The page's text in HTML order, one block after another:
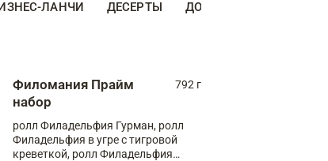
ЛАНЧИ ДЕСЕРТЫ ДОПОЛНИТЕЛЬНО
Филомания Прайм
набор
792 г
ролл Филадельфия Гурман, ролл
Филадельфия в угре с тигровой
креветкой, ролл Филадельфия